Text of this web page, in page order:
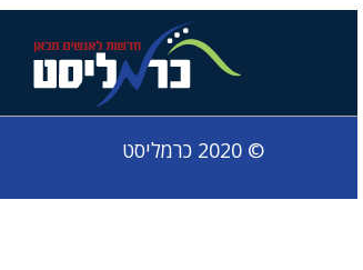
© 2020 כרמליסט